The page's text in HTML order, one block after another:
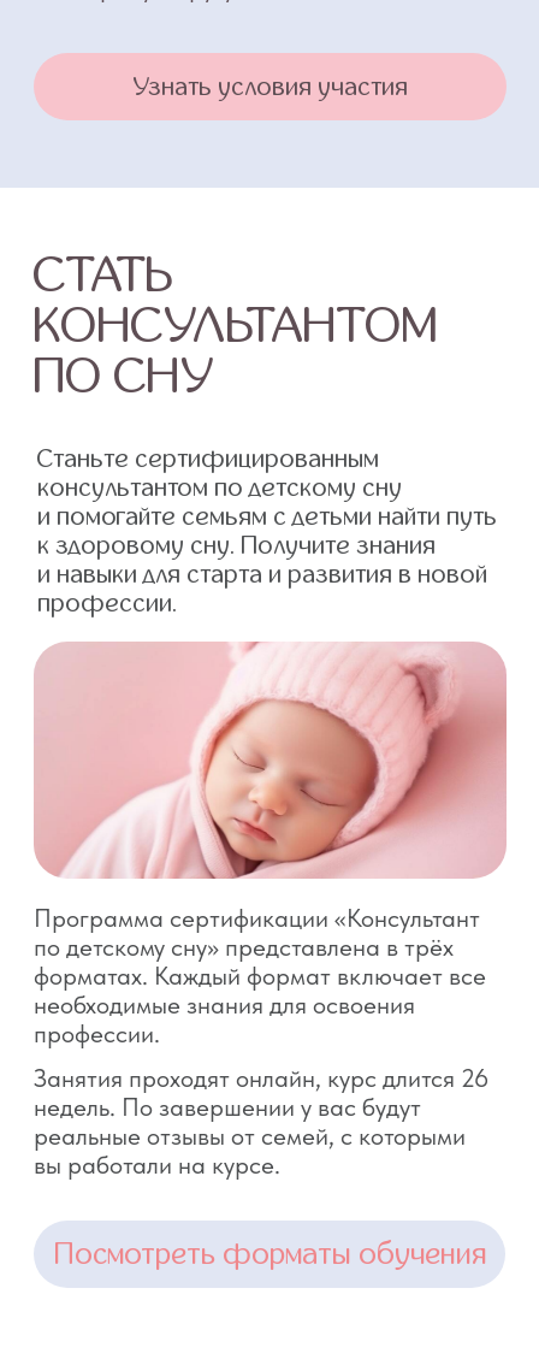
Вход/Регистрация
О проекте
20:00
+7 (903) 011-73-03
sos@o-sne.online
Видео
Там, где картинки
Все права на материалы портала o-sne.online
защищены законом об интеллектуальной
собственности. Использование материалов
портала o-sne.online возможно только
с письменного разрешения автора
и с обязательным указанием гиперссылки
на источник o-sne.online.
исключительно информационно-образовательный
характер и не применимы к детям, имеющим
проблемы с развитием или здоровьем. А также
не могут рассматриваться как медицинские
рекомендации по диагностике и лечению. Все
публикации, видео, советы и консультации
не являются медицинскими, не могут отменить или
заменить назначений врача и применимы к детям,
признанным наблюдающими их врачами
Портал o-sne.online не несёт ответственности
за неверное толкование, ошибочное или
некорректное использование советов и/или
в процессе консультаций. Если состояние здоровья
вашего ребёнка вызывает у вас беспокойство,
наблюдаются проблемы сна, являющиеся
симптомом какого-либо заболевания,
незамедлительно обратитесь к врачу!
© 2015—2026 О СНЕ. ОНЛАЙН —
информационный портал о детском
и семейном сне